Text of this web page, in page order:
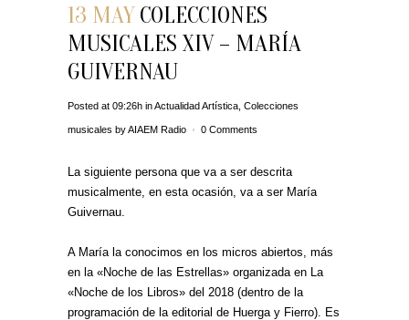
13 MAYCOLECCIONES
MUSICALES XIV – MARÍA
GUIVERNAU
Posted at 09:26h inActualidad Artística, Colecciones
musicales byAIAEM Radio 0 Comments
La siguiente persona que va a ser descrita
musicalmente, en esta ocasión, va a ser María
Guivernau.
A María la conocimos en los micros abiertos, más
en la «Noche de las Estrellas» organizada en La
«Noche de los Libros» del 2018 (dentro de la
programación de la editorial de Huerga y Fierro). Es